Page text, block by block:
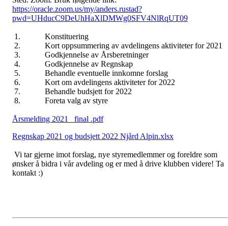
https://oracle.zoom.us/my/anders.rustad?
pwd=UHducC9DeUhHaXlDMWg0SFV4NlRqUT09
1. Konstituering
2. Kort oppsummering av avdelingens aktiviteter for 2021
3. Godkjennelse av Årsberetninger
4. Godkjennelse av Regnskap
5. Behandle eventuelle innkomne forslag
6. Kort om avdelingens aktiviteter for 2022
7. Behandle budsjett for 2022
8. Foreta valg av styre
Årsmelding 2021_ final .pdf
Regnskap 2021 og budsjett 2022 Njård Alpin.xlsx
Vi tar gjerne imot forslag, nye styremedlemmer og foreldre som
ønsker å bidra i vår avdeling og er med å drive klubben videre! Ta
kontakt :)